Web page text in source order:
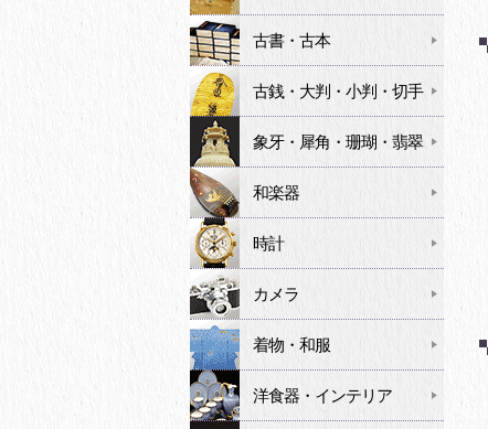
古書・古本
古銭・大判・小判・切手
象牙・犀角・珊瑚・翡翠
和楽器
時計
カメラ
着物・和服
洋食器・インテリア